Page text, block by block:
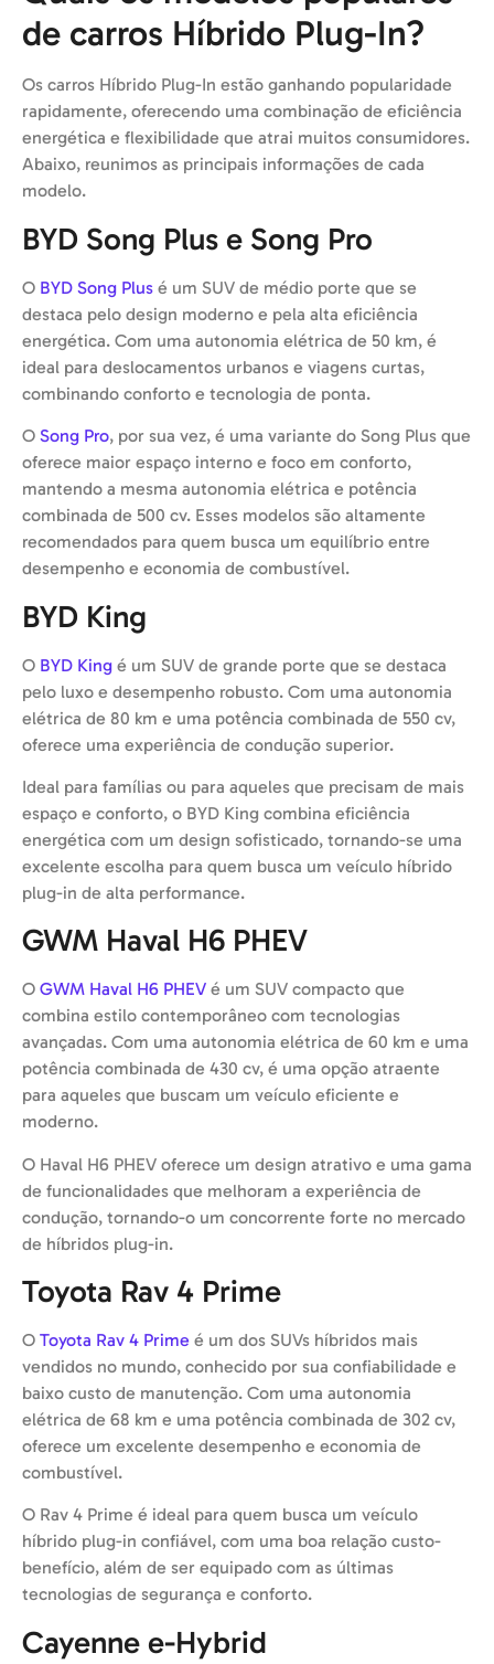
de carros Híbrido Plug-In?
Os carros Híbrido Plug-In estão ganhando popularidade
rapidamente, oferecendo uma combinação de eficiência
energética e flexibilidade que atrai muitos consumidores.
Abaixo, reunimos as principais informações de cada
modelo.
BYD Song Plus e Song Pro
O BYD Song Plus é um SUV de médio porte que se
destaca pelo design moderno e pela alta eficiência
energética. Com uma autonomia elétrica de 50 km, é
ideal para deslocamentos urbanos e viagens curtas,
combinando conforto e tecnologia de ponta.
O Song Pro, por sua vez, é uma variante do Song Plus que
oferece maior espaço interno e foco em conforto,
mantendo a mesma autonomia elétrica e potência
combinada de 500 cv. Esses modelos são altamente
recomendados para quem busca um equilíbrio entre
desempenho e economia de combustível.
BYD King
O BYD King é um SUV de grande porte que se destaca
pelo luxo e desempenho robusto. Com uma autonomia
elétrica de 80 km e uma potência combinada de 550 cv,
oferece uma experiência de condução superior.
Ideal para famílias ou para aqueles que precisam de mais
espaço e conforto, o BYD King combina eficiência
energética com um design sofisticado, tornando-se uma
excelente escolha para quem busca um veículo híbrido
plug-in de alta performance.
GWM Haval H6 PHEV
O GWM Haval H6 PHEV é um SUV compacto que
combina estilo contemporâneo com tecnologias
avançadas. Com uma autonomia elétrica de 60 km e uma
potência combinada de 430 cv, é uma opção atraente
para aqueles que buscam um veículo eficiente e
moderno.
O Haval H6 PHEV oferece um design atrativo e uma gama
de funcionalidades que melhoram a experiência de
condução, tornando-o um concorrente forte no mercado
de híbridos plug-in.
Toyota Rav 4 Prime
O Toyota Rav 4 Prime é um dos SUVs híbridos mais
vendidos no mundo, conhecido por sua confiabilidade e
baixo custo de manutenção. Com uma autonomia
elétrica de 68 km e uma potência combinada de 302 cv,
oferece um excelente desempenho e economia de
combustível.
O Rav 4 Prime é ideal para quem busca um veículo
híbrido plug-in confiável, com uma boa relação custo-
benefício, além de ser equipado com as últimas
tecnologias de segurança e conforto.
Cayenne e-Hybrid